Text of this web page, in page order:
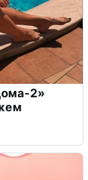
2»